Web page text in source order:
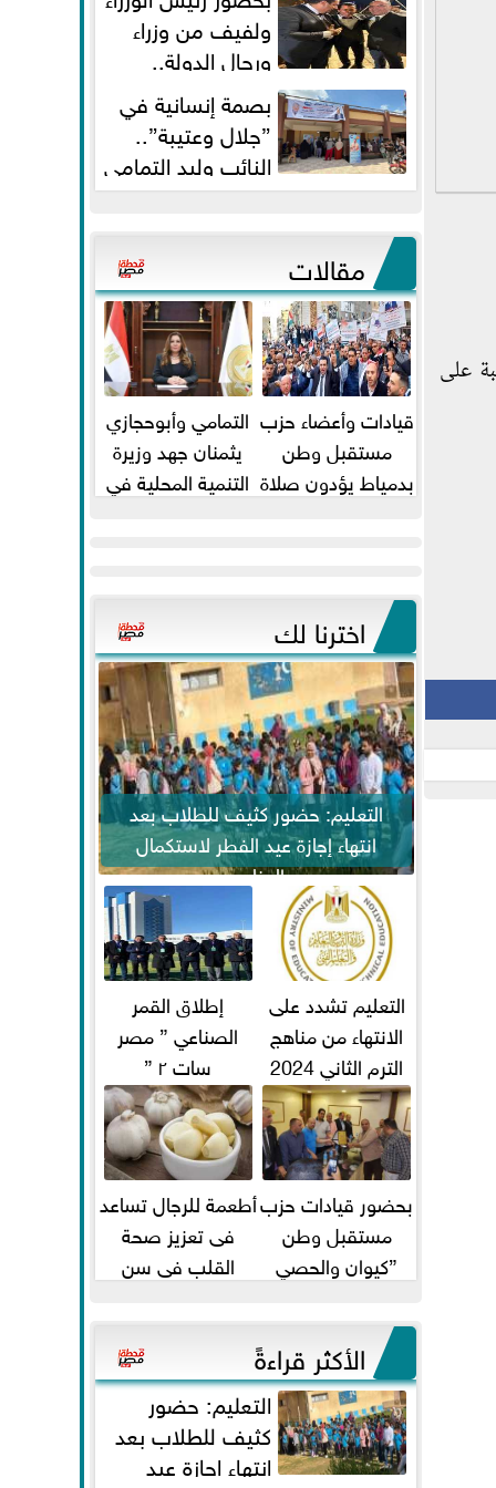
على
ولفيف من وزراء
ورجال الدولة..
النائبان وليد التمامي ومحمد...
بصمة إنسانية في
”جلال وعتيبة”..
النائب وليد التمامي
والبروفيسور جمال شيحة يداويان...
مقالات
قيادات وأعضاء حزب
مستقبل وطن
بدمياط يؤدون صلاة
التمامي وأبوحجازي
يثمنان جهد وزيرة
التنمية المحلية في
اخترنا لك
التعليم: حضور كثيف للطلاب بعد
انتهاء إجازة عيد الفطر لاستكمال
المناهج
التعليم تشدد على
الانتهاء من مناهج
الترم الثاني 2024
قبل الامتحانات
إطلاق القمر
الصناعي ” مصر
سات ٢ ”
بحضور قيادات حزب
مستقبل وطن
”كيوان والحصي
وعيسي” أمانه كفر...
أطعمة للرجال تساعد
فى تعزيز صحة
القلب فى سن
الأكثر قراءةً
التعليم: حضور
كثيف للطلاب بعد
انتهاء إجازة عيد